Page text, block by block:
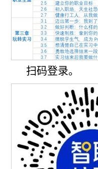
扫码登录。